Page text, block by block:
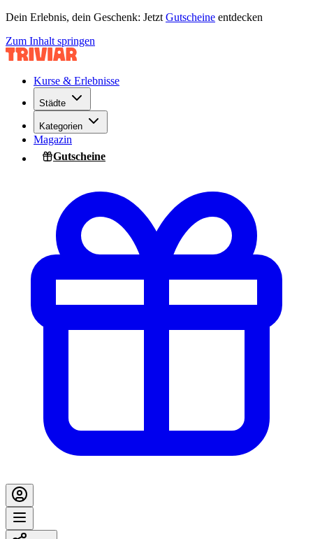
Dein Erlebnis, dein Geschenk: Jetzt Gutscheine entdecken
Zum Inhalt springen
Kurse & Erlebnisse
Städte
Kategorien
Magazin
Gutscheine